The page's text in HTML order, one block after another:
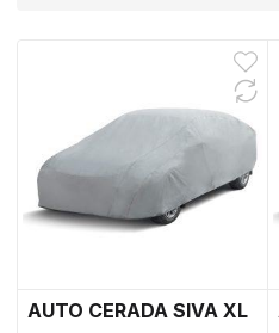
AUTO CERADA SIVA XL